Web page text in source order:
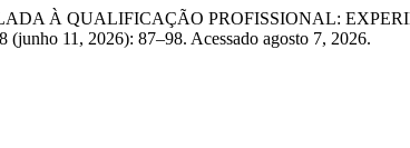
À QUALIFICAÇÃO PROFISSIONAL:
(junho 11, 2026): 87–98. Acessado agosto 7, 2026.